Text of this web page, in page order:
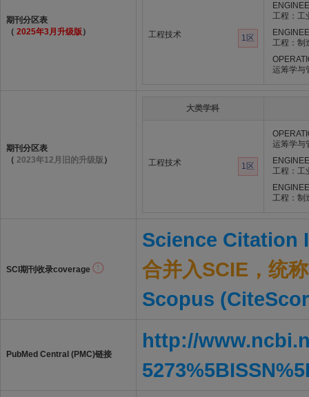
期刊分区表
（ 2025年3月升级版 ） 工程技术 1区
工程：工
工程：制
运筹学与
期刊分区表
（ 2023年12月旧的升级版 ）
大类学科
工程技术 1区
运筹学与
工程：工
工程：制
SCI期刊收录coverage
Science Citation
合并入SCIE，统
Scopus
PubMed Central (PMC)链接
http://